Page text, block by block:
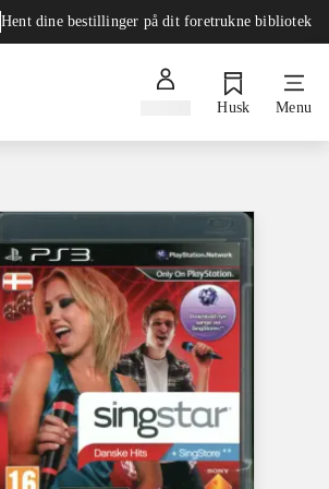
Hent dine bestillinger på dit foretrukne bibliotek
Husk Menu